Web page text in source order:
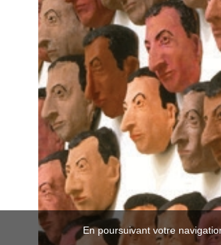
En poursuivant votre